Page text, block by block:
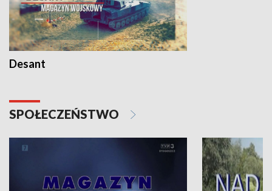
Desant
SPOŁECZEŃSTWO